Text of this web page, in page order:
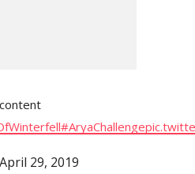
#AryaChallenge
April 29, 2019